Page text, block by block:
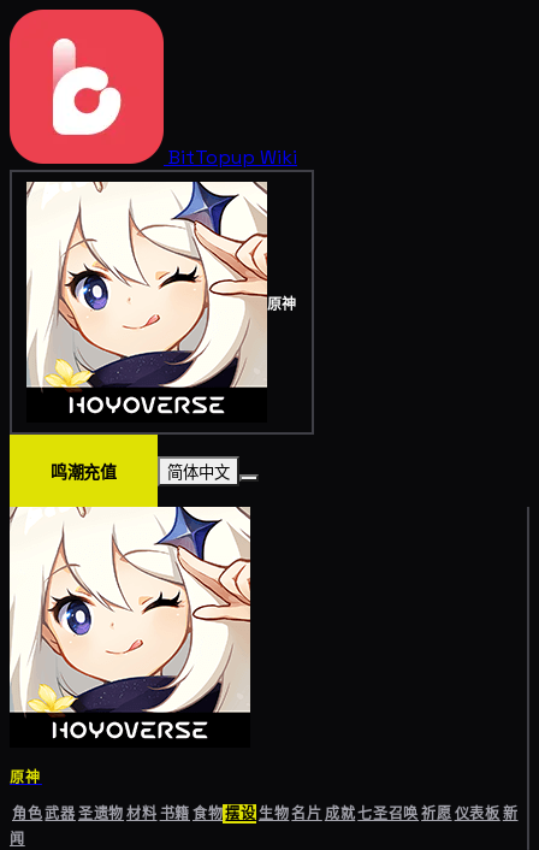
BitTopup Wiki
原神
鸣潮充值 简体中文
原神
角色武器圣遗物材料书籍食物摆设生物名片成就七圣召唤祈愿仪表板新
闻